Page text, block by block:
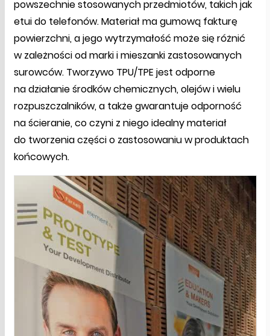
powszechnie stosowanych przedmiotów, takich jak
etui do telefonów. Materiał ma gumową fakturę
powierzchni, a jego wytrzymałość może się różnić
w zależności od marki i mieszanki zastosowanych
surowców. Tworzywo TPU/TPE jest odporne
na działanie środków chemicznych, olejów i wielu
rozpuszczalników, a także gwarantuje odporność
na ścieranie, co czyni z niego idealny materiał
do tworzenia części o zastosowaniu w produktach
końcowych.